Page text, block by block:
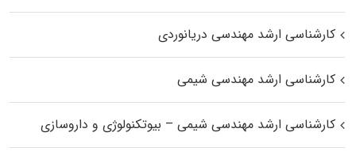
کارشناسی ارشد مهندسی دریانوردی
کارشناسی ارشد مهندسی شیمی
کارشناسی ارشد مهندسی شیمی – بیوتکنولوژی و داروسازی